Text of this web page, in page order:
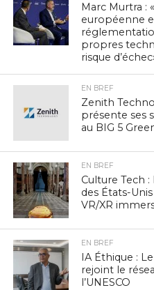
Marc Murtra :
européenne
propres
risque
EN BREF
Zenith
présente ses
au BIG 5
EN BREF
Culture Tech :
des États-
VR/XR
EN BREF
IA Éthique :
rejoint le
l’UNESCO